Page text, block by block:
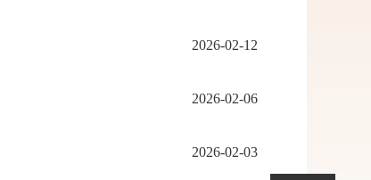
2026-02-12
2026-02-06
2026-02-03